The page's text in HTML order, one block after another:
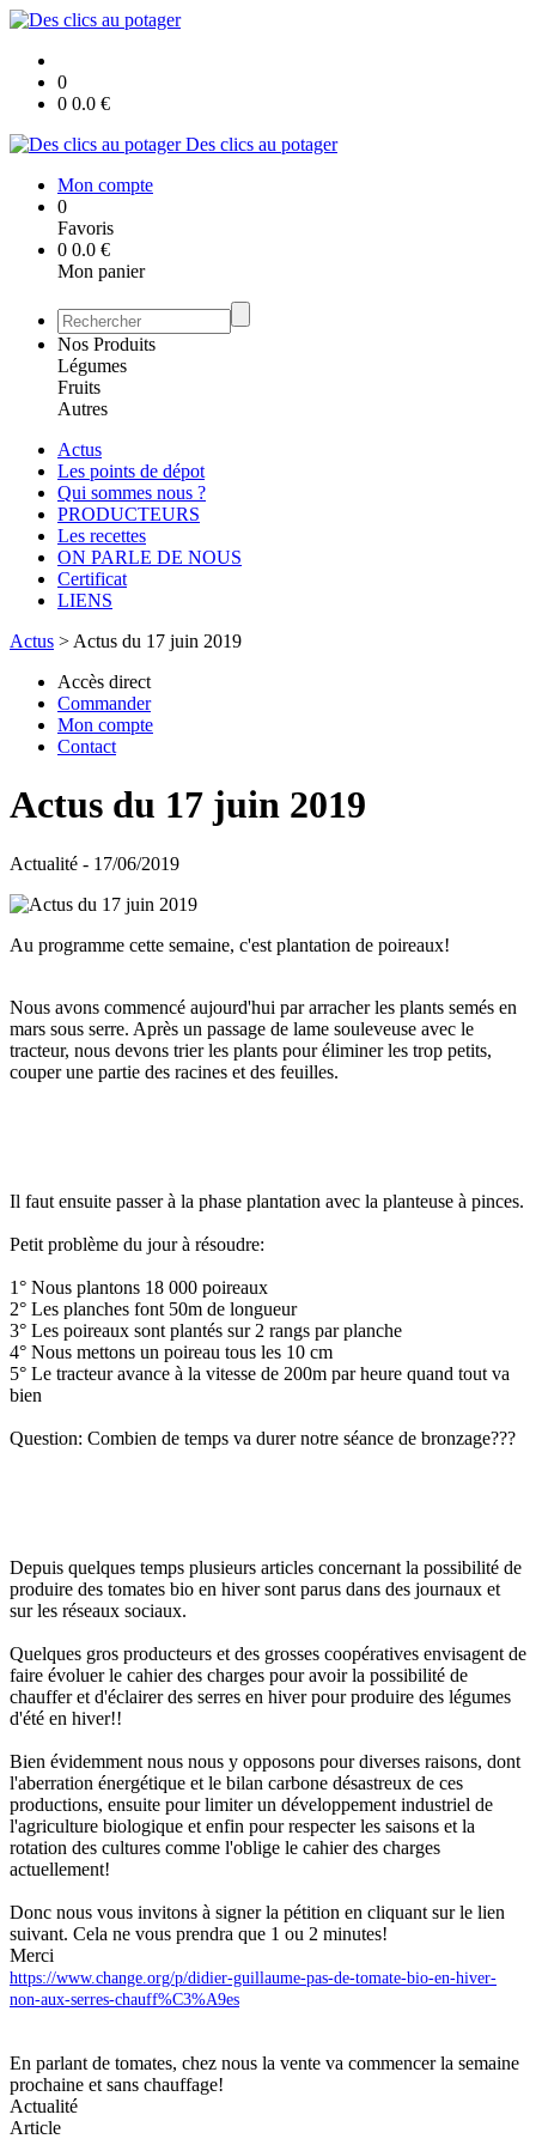
0
0 0.0 €
Des clics au potager
Mon compte
0
Favoris
0 0.0 €
Mon panier
Nos Produits
Légumes
Fruits
Autres
Actus
Les points de dépot
Qui sommes nous ?
PRODUCTEURS
Les recettes
ON PARLE DE NOUS
Certificat
LIENS
Actus > Actus du 17 juin 2019
Accès direct
Commander
Mon compte
Contact
Actus du 17 juin 2019
Actualité - 17/06/2019
Au programme cette semaine, c'est plantation de poireaux!
Nous avons commencé aujourd'hui par arracher les plants semés en
mars sous serre. Après un passage de lame souleveuse avec le
tracteur, nous devons trier les plants pour éliminer les trop petits,
couper une partie des racines et des feuilles.
Il faut ensuite passer à la phase plantation avec la planteuse à pinces.
Petit problème du jour à résoudre:
1° Nous plantons 18 000 poireaux
2° Les planches font 50m de longueur
3° Les poireaux sont plantés sur 2 rangs par planche
4° Nous mettons un poireau tous les 10 cm
5° Le tracteur avance à la vitesse de 200m par heure quand tout va
bien
Question: Combien de temps va durer notre séance de bronzage???
Depuis quelques temps plusieurs articles concernant la possibilité de
produire des tomates bio en hiver sont parus dans des journaux et
sur les réseaux sociaux.
Quelques gros producteurs et des grosses coopératives envisagent de
faire évoluer le cahier des charges pour avoir la possibilité de
chauffer et d'éclairer des serres en hiver pour produire des légumes
d'été en hiver!!
Bien évidemment nous nous y opposons pour diverses raisons, dont
l'aberration énergétique et le bilan carbone désastreux de ces
productions, ensuite pour limiter un développement industriel de
l'agriculture biologique et enfin pour respecter les saisons et la
rotation des cultures comme l'oblige le cahier des charges
actuellement!
Donc nous vous invitons à signer la pétition en cliquant sur le lien
suivant. Cela ne vous prendra que 1 ou 2 minutes!
Merci
https://www.change.org/p/didier-guillaume-pas-de-tomate-bio-en-hiver-
non-aux-serres-chauff%C3%A9es
En parlant de tomates, chez nous la vente va commencer la semaine
prochaine et sans chauffage!
Actualité
Article